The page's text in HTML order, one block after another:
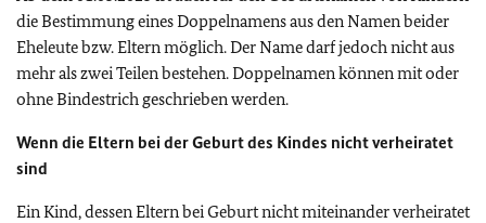
die Bestimmung eines Doppelnamens aus den Namen beider
Eheleute bzw. Eltern möglich. Der Name darf jedoch nicht aus
mehr als zwei Teilen bestehen. Doppelnamen können mit oder
ohne Bindestrich geschrieben werden.
Wenn die Eltern bei der Geburt des Kindes nicht verheiratet
sind
Ein Kind, dessen Eltern bei Geburt nicht miteinander verheiratet